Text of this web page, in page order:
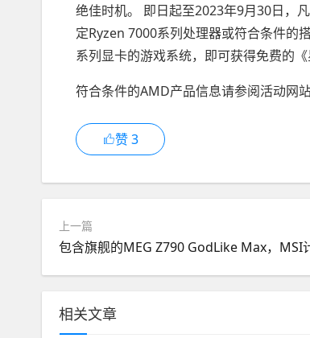
绝佳时机。 即日起至2023年9月30日，
定Ryzen 7000系列处理器或符合条件的
系列显卡的游戏系统，即可获得免费的
符合条件的AMD产品信息请参阅活动网
赞3
上一篇
相关文章